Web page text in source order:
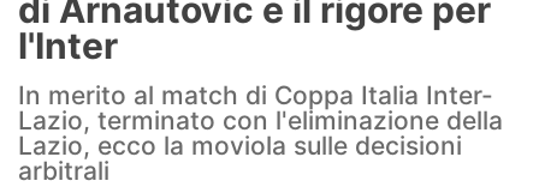
Infortuni
Primavera
Calciomercato
Lazio Women
di Arnautovic e il rigore per
l'Inter
In merito al match di Coppa Italia Inter-
Lazio, terminato con l'eliminazione della
Lazio, ecco la moviola sulle decisioni
arbitrali